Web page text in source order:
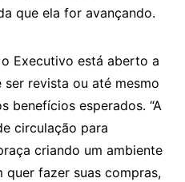
que ela for avançando.
Executivo está aberto a
revista ou até mesmo
benefícios esperados. “A
circulação para
criando um ambiente
quer fazer suas compras,